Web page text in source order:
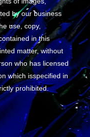
by our business
use, copy,
in this
matter, without
who has licensed
which isspecified in
prohibited.